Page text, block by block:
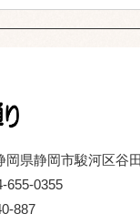
県静岡市駿河区谷
655-0355
887